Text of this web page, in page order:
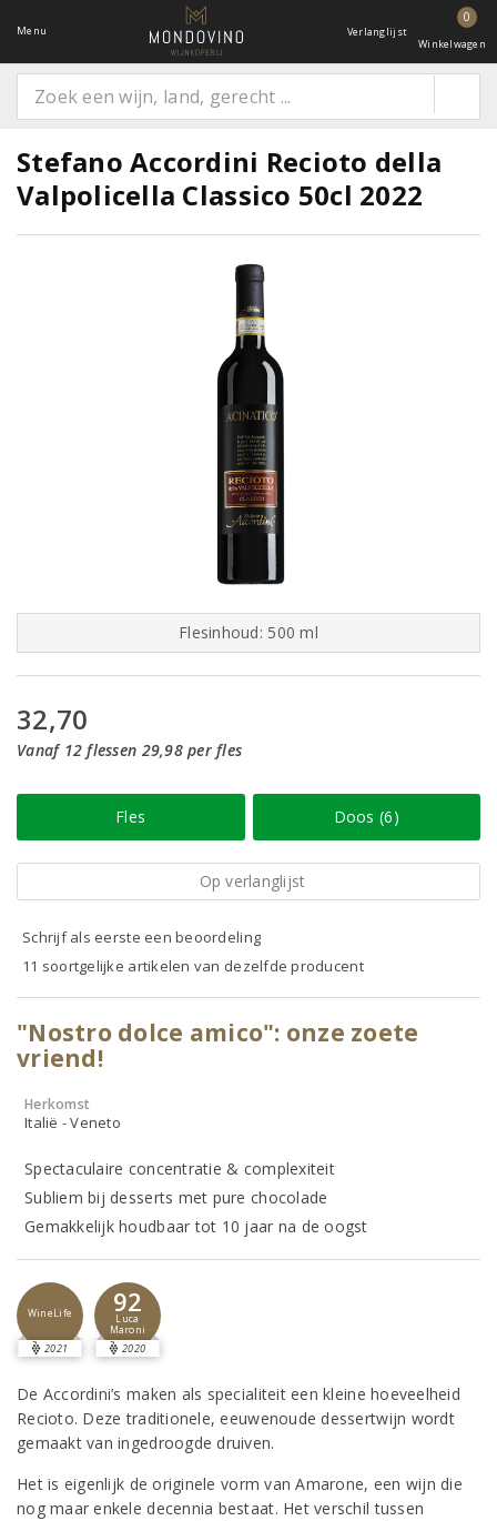
Menu Verlanglijst
0
Winkelwagen
Stefano Accordini Recioto della
Valpolicella Classico 50cl 2022
Flesinhoud: 500 ml
32,70
Vanaf 12 flessen 29,98 per fles
Fles Doos (6)
Op verlanglijst
Schrijf als eerste een beoordeling
11 soortgelijke artikelen van dezelfde producent
"Nostro dolce amico": onze zoete
vriend!
Herkomst
Italië - Veneto
Spectaculaire concentratie & complexiteit
Subliem bij desserts met pure chocolade
Gemakkelijk houdbaar tot 10 jaar na de oogst
WineLife
2021
92
Luca
Maroni
2020
De Accordini’s maken als specialiteit een kleine hoeveelheid
Recioto. Deze traditionele, eeuwenoude dessertwijn wordt
gemaakt van ingedroogde druiven.
Het is eigenlijk de originele vorm van Amarone, een wijn die
nog maar enkele decennia bestaat. Het verschil tussen